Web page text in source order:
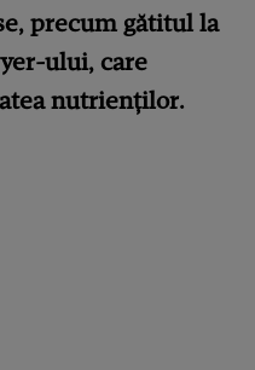
precum gătitul la
ului, care
nutrienților.